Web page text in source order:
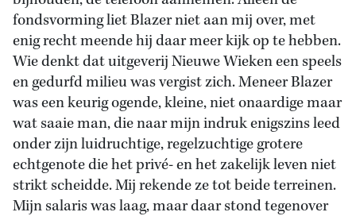
fondsvorming liet Blazer niet aan mij over, met
enig recht meende hij daar meer kijk op te hebben.
Wie denkt dat uitgeverij Nieuwe Wieken een speels
en gedurfd milieu was vergist zich. Meneer Blazer
was een keurig ogende, kleine, niet onaardige maar
wat saaie man, die naar mijn indruk enigszins leed
onder zijn luidruchtige, regelzuchtige grotere
echtgenote die het privé- en het zakelijk leven niet
strikt scheidde. Mij rekende ze tot beide terreinen.
Mijn salaris was laag, maar daar stond tegenover